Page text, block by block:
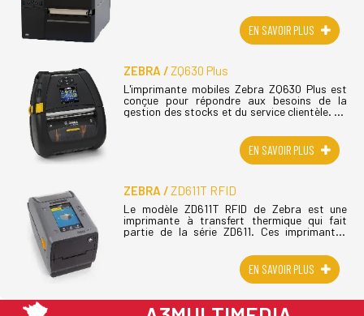
écran couleur et de nombreuses (...)
EN SAVOIR PLUS
ZEBRA ZQ630 Plus
L'imprimante mobiles Zebra ZQ630 Plus est
conçue pour répondre aux besoins de la
gestion des stocks et du service clientèle. La
ZQ600 combine une technologie avancée, (...)
EN SAVOIR PLUS
ZEBRA ZD611T RFID
Le modèle ZD611T RFID de Zebra est une
imprimante à transfert thermique qui fait
partie de la série ZD611. Ces imprimantes
conçues pour une utilisation quotidienne
EN SAVOIR PLUS